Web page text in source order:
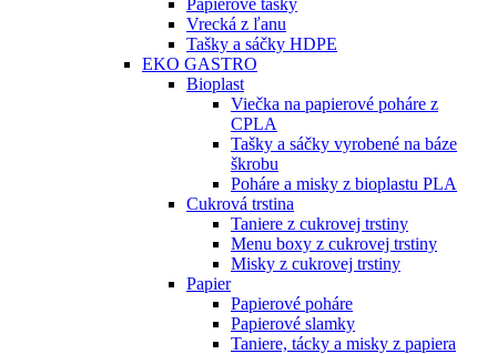
Papierové tašky
Vrecká z ľanu
Tašky a sáčky HDPE
EKO GASTRO
Bioplast
Viečka na papierové poháre z
CPLA
Tašky a sáčky vyrobené na báze
škrobu
Poháre a misky z bioplastu PLA
Cukrová trstina
Taniere z cukrovej trstiny
Menu boxy z cukrovej trstiny
Misky z cukrovej trstiny
Papier
Papierové poháre
Papierové slamky
Taniere, tácky a misky z papiera